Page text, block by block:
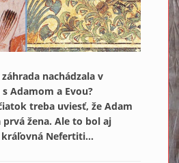
nachádzala v
Adamom a Evou?
treba uviesť, že Adam
prvá žena. Ale to bol aj
Nefertiti...